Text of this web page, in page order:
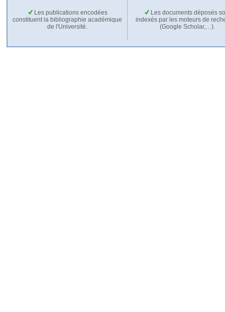
Les publications encodées
constituent la bibliographie académique
de l'Université.
Les documents déposés
indexés par les moteurs de
(Google Scholar,…).